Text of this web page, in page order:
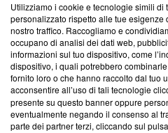
Questa sezione offre
News, sui nostri processi
creare news di qualità. Inoltre,
‘Trust Project - News with
ancora membro del programma,
parte; Trust Project non ha
conformità agli standard.
Utilizziamo i cookie e tecnologie simili di
personalizzato rispetto alle tue
nostro traffico. Raccogliamo e
occupano di analisi dei dati web,
informazioni sul tuo dispositivo, come
dispositivo, i quali potrebbero
fornito loro o che hanno raccolto dal tuo
acconsentire all’uso di tali tecnologie
presente su questo banner oppure
eventualmente negando il consenso al
parte dei partner terzi, cliccando sul